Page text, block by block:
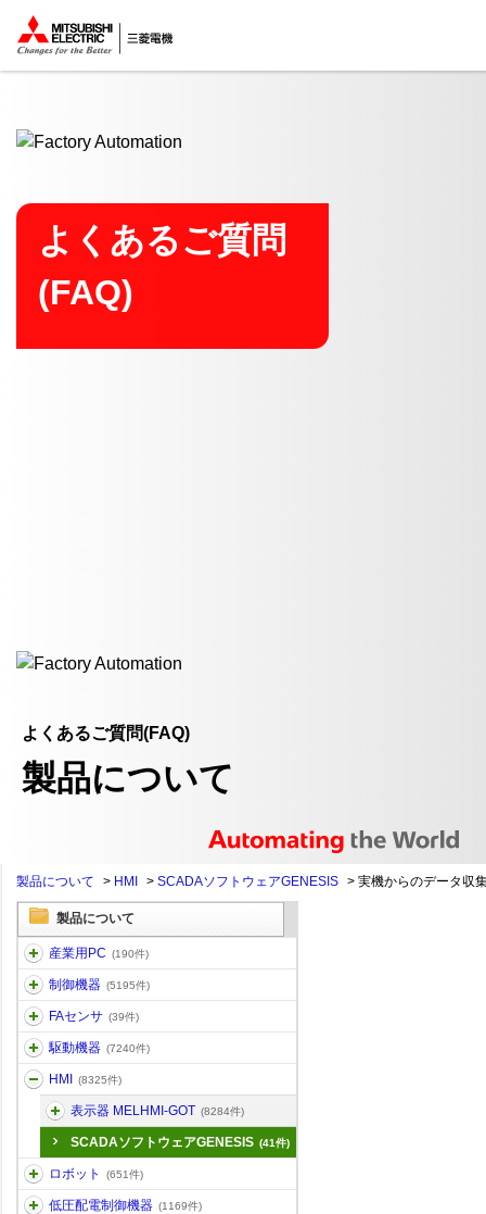
ここから本文
よくあるご質問
(FAQ)
よくあるご質問(FAQ)
製品について
製品について > HMI > SCADAソフトウェアGENESIS > 実機からのデータ収
製品について
産業用PC (190件)
制御機器 (5195件)
FAセンサ (39件)
駆動機器 (7240件)
HMI (8325件)
表示器 MELHMI-GOT (8284件)
SCADAソフトウェアGENESIS (41件)
ロボット (651件)
低圧配電制御機器 (1169件)